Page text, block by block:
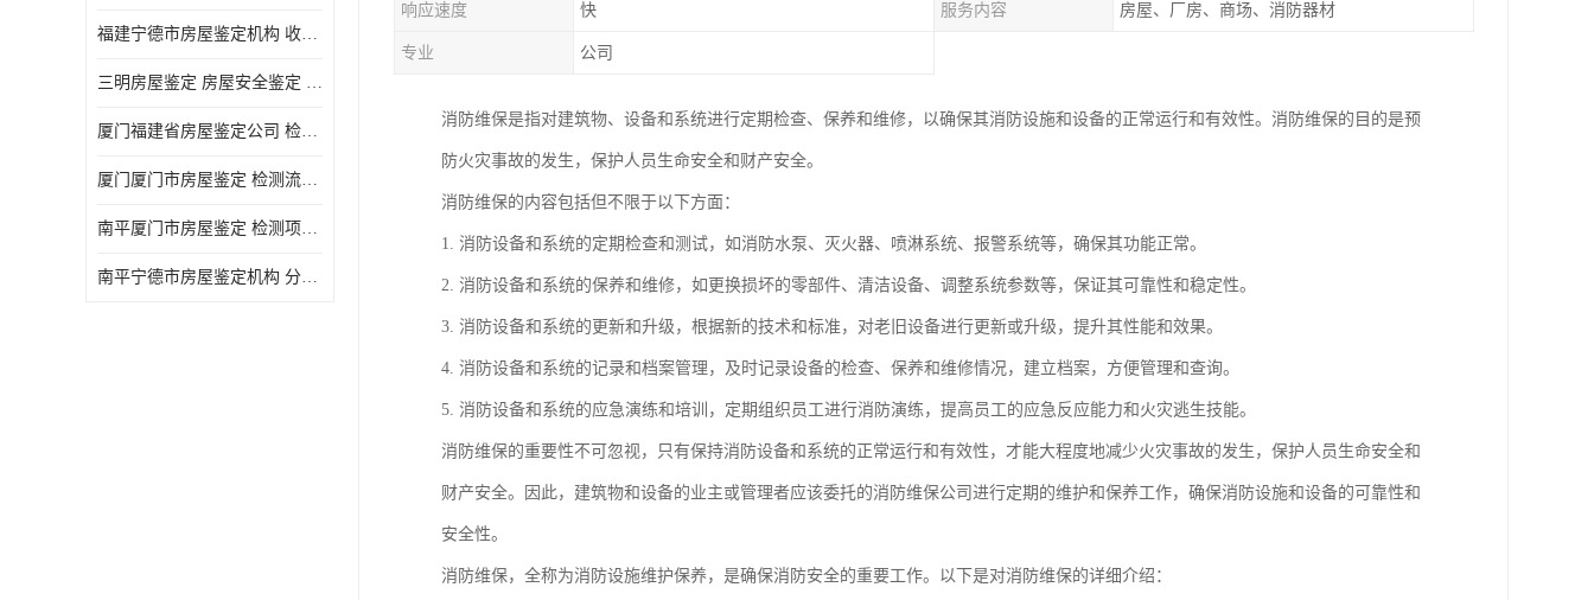
福建宁德市房屋鉴定机构 收费合理规范 加强房屋的日常与管理
三明房屋鉴定 房屋安全鉴定 检测方便 快捷 经验较为丰富
厦门福建省房屋鉴定公司 检测流程规范 加强房屋的日常与管理
厦门厦门市房屋鉴定 检测流程规范 检测方式多样化
南平厦门市房屋鉴定 检测项目广 经验较为丰富
南平宁德市房屋鉴定机构 分析准确度高 可及时反馈数据结果
响应速度 快 服务内容 房屋、厂房、商场、消防器材
专业 公司
消防维保是指对建筑物、设备和系统进行定期检查、保养和维修，以确保其消防设施和设备的正常运行和有效性。消防维保的目的是预
防火灾事故的发生，保护人员生命安全和财产安全。
消防维保的内容包括但不限于以下方面：
1. 消防设备和系统的定期检查和测试，如消防水泵、灭火器、喷淋系统、报警系统等，确保其功能正常。
2. 消防设备和系统的保养和维修，如更换损坏的零部件、清洁设备、调整系统参数等，保证其可靠性和稳定性。
3. 消防设备和系统的更新和升级，根据新的技术和标准，对老旧设备进行更新或升级，提升其性能和效果。
4. 消防设备和系统的记录和档案管理，及时记录设备的检查、保养和维修情况，建立档案，方便管理和查询。
5. 消防设备和系统的应急演练和培训，定期组织员工进行消防演练，提高员工的应急反应能力和火灾逃生技能。
消防维保的重要性不可忽视，只有保持消防设备和系统的正常运行和有效性，才能大程度地减少火灾事故的发生，保护人员生命安全和
财产安全。因此，建筑物和设备的业主或管理者应该委托的消防维保公司进行定期的维护和保养工作，确保消防设施和设备的可靠性和
安全性。
消防维保，全称为消防设施维护保养，是确保消防安全的重要工作。以下是对消防维保的详细介绍：